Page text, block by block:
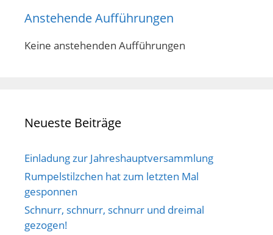
Anstehende Aufführungen
Keine anstehenden Aufführungen
Neueste Beiträge
Einladung zur Jahreshauptversammlung
Rumpelstilzchen hat zum letzten Mal
gesponnen
Schnurr, schnurr, schnurr und dreimal
gezogen!